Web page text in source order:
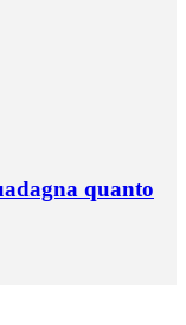
quanto